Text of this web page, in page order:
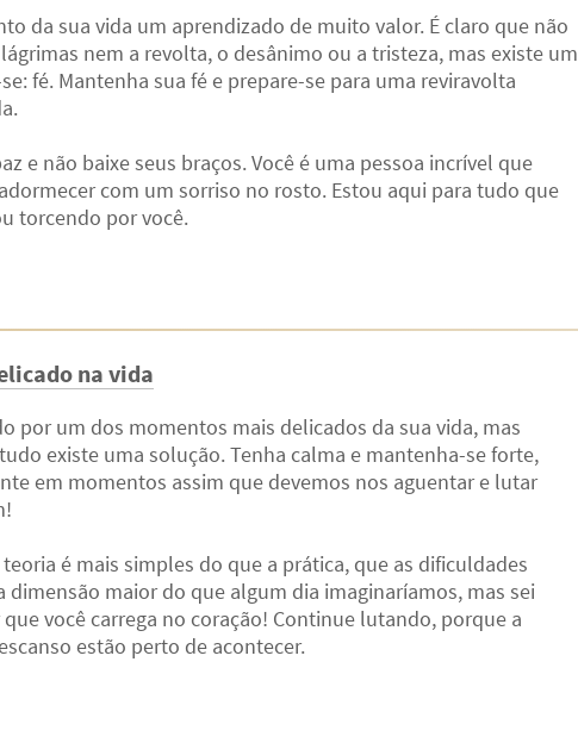
da sua vida um aprendizado de muito valor. É claro que não
nem a revolta, o desânimo ou a tristeza, mas existe um
fé. Mantenha sua fé e prepare-se para uma reviravolta
e não baixe seus braços. Você é uma pessoa incrível que
com um sorriso no rosto. Estou aqui para tudo que
torcendo por você.
na vida
por um dos momentos mais delicados da sua vida, mas
existe uma solução. Tenha calma e mantenha-se forte,
em momentos assim que devemos nos aguentar e lutar
teoria é mais simples do que a prática, que as dificuldades
dimensão maior do que algum dia imaginaríamos, mas sei
você carrega no coração! Continue lutando, porque a
estão perto de acontecer.